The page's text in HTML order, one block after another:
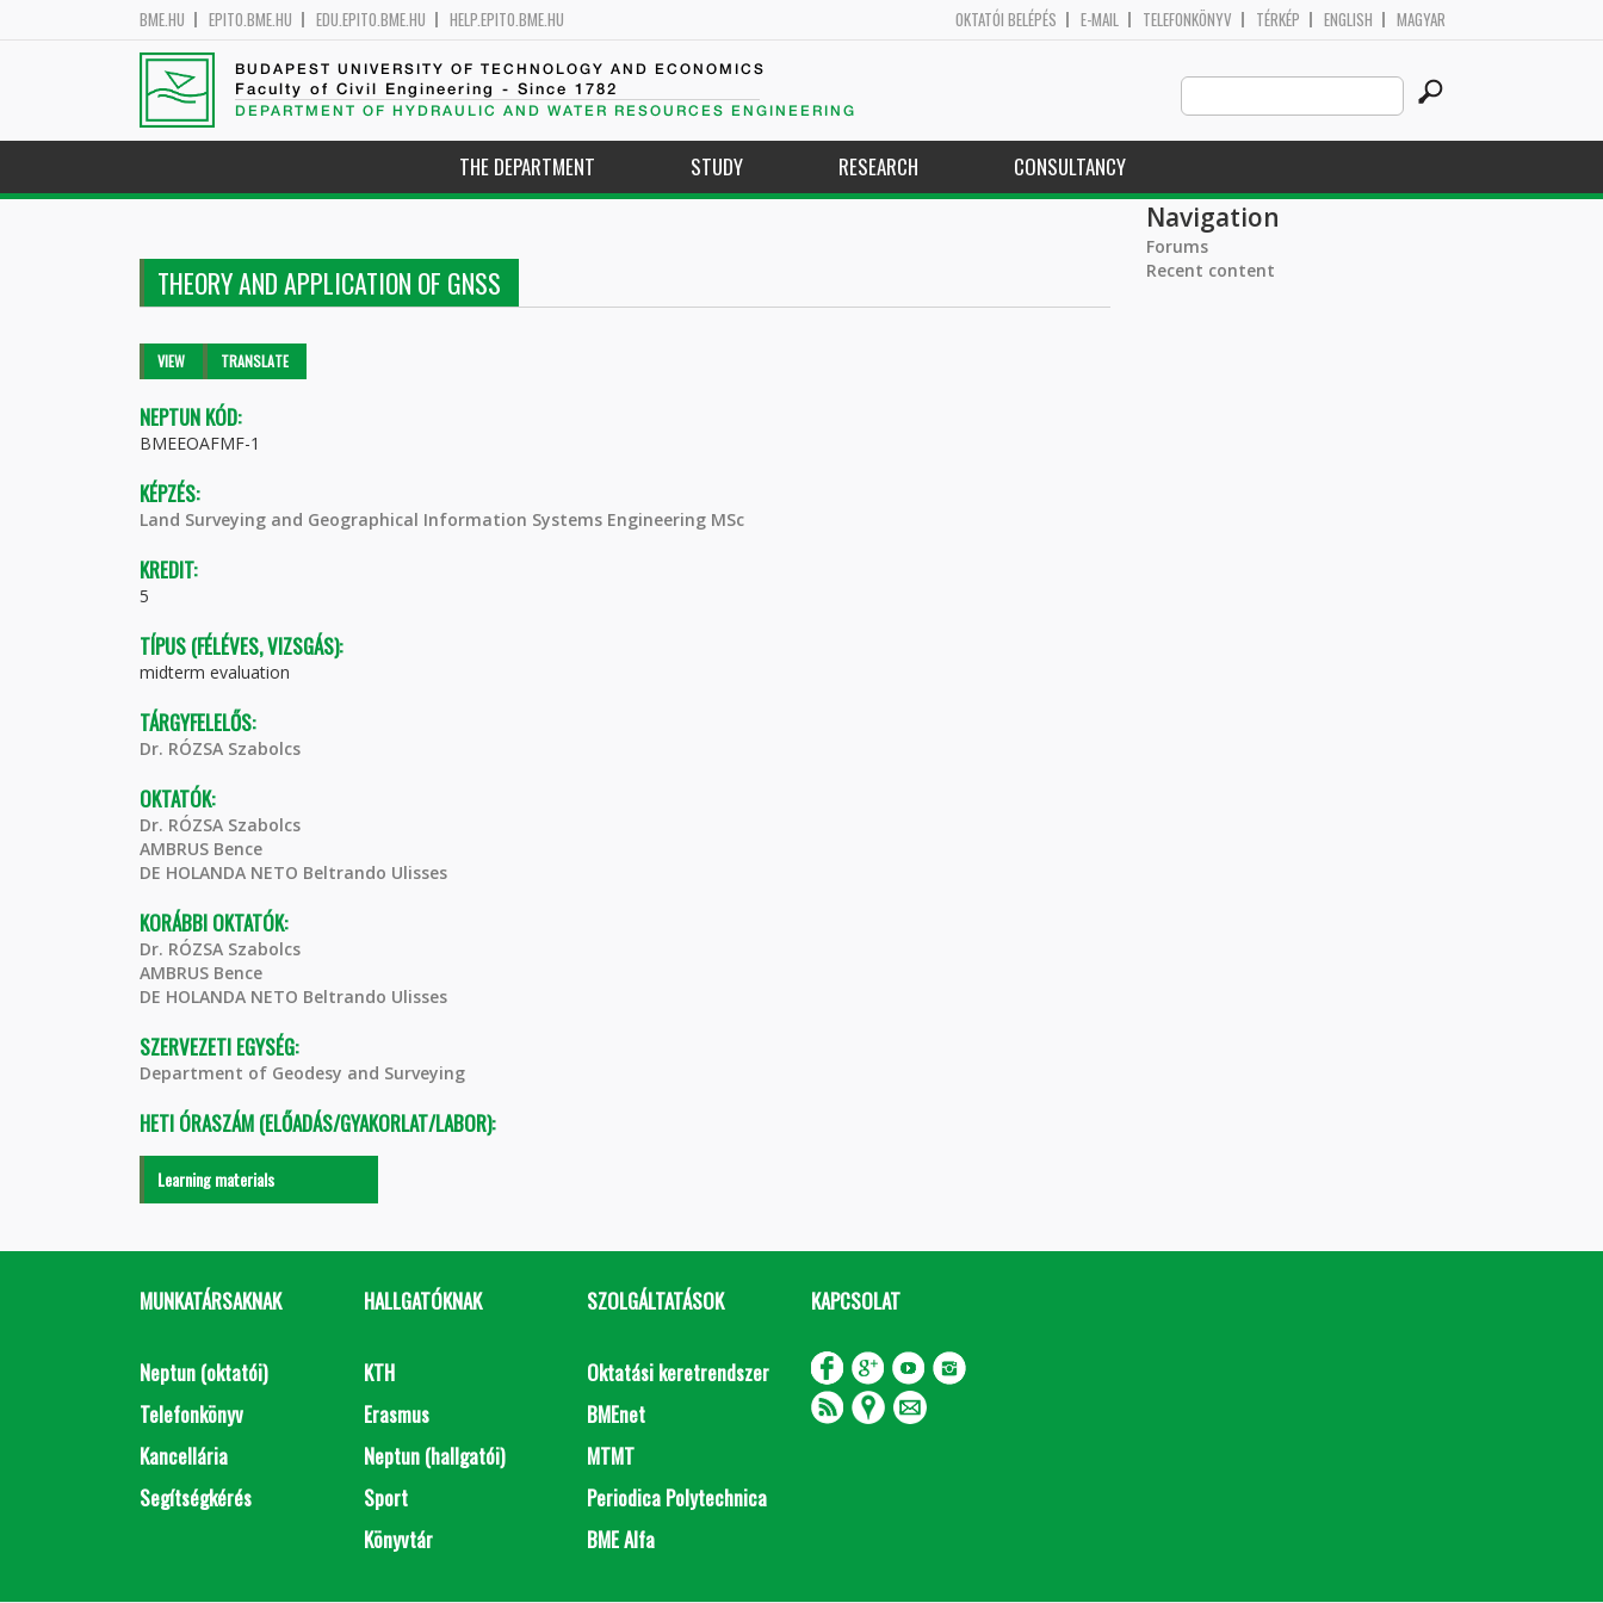
BME.HU EPITO.BME.HU EDU.EPITO.BME.HU HELP.EPITO.BME.HU OKTATÓI BELÉPÉS E-MAIL TELEFONKÖNYV TÉRKÉP ENGLISH MAGYAR
BUDAPEST UNIVERSITY OF TECHNOLOGY AND ECONOMICS
Faculty of Civil Engineering - Since 1782
DEPARTMENT OF HYDRAULIC AND WATER RESOURCES ENGINEERING
Search
this
site
THE DEPARTMENT STUDY RESEARCH CONSULTANCY
THEORY AND APPLICATION OF GNSS
Primary tabs
VIEW (ACTIVETRANSLATE
NEPTUN KÓD:
BMEEOAFMF-1
KÉPZÉS:
Land Surveying and Geographical Information Systems Engineering MSc
KREDIT:
5
TÍPUS (FÉLÉVES, VIZSGÁS):
midterm evaluation
TÁRGYFELELŐS:
Dr. RÓZSA Szabolcs
OKTATÓK:
Dr. RÓZSA Szabolcs
AMBRUS Bence
DE HOLANDA NETO Beltrando Ulisses
KORÁBBI OKTATÓK:
Dr. RÓZSA Szabolcs
AMBRUS Bence
DE HOLANDA NETO Beltrando Ulisses
SZERVEZETI EGYSÉG:
Department of Geodesy and Surveying
HETI ÓRASZÁM (ELŐADÁS/GYAKORLAT/LABOR):
Learning materials
Navigation
Forums
Recent content
MUNKATÁRSAKNAK
Neptun (oktatói)
Telefonkönyv
Kancellária
Segítségkérés
HALLGATÓKNAK
KTH
Erasmus
Neptun (hallgatói)
Sport
Könyvtár
SZOLGÁLTATÁSOK
Oktatási keretrendszer
BMEnet
MTMT
Periodica Polytechnica
BME Alfa
KAPCSOLAT